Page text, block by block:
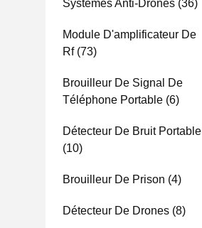
Systèmes Anti-Drones (36)
Module D'amplificateur De
Rf(73)
Brouilleur De Signal De
Téléphone Portable (6)
Détecteur De Bruit Portable
(10)
Brouilleur De Prison (4)
Détecteur De Drones (8)